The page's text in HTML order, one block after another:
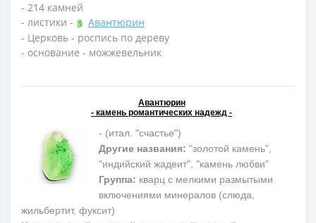
- 214 камней
- листики -
Авантюрин
- Церковь - роспись по дереву
- основание - можжевельник
Авантюрин
- камень романтических надежд -
- (итал. "счастье")
Другие названия: "золотой камень",
"индийский жадеит", "камень любви"
Группа: кварц с мелкими размытыми
включениями минералов (слюда,
жильбертит, фуксит)